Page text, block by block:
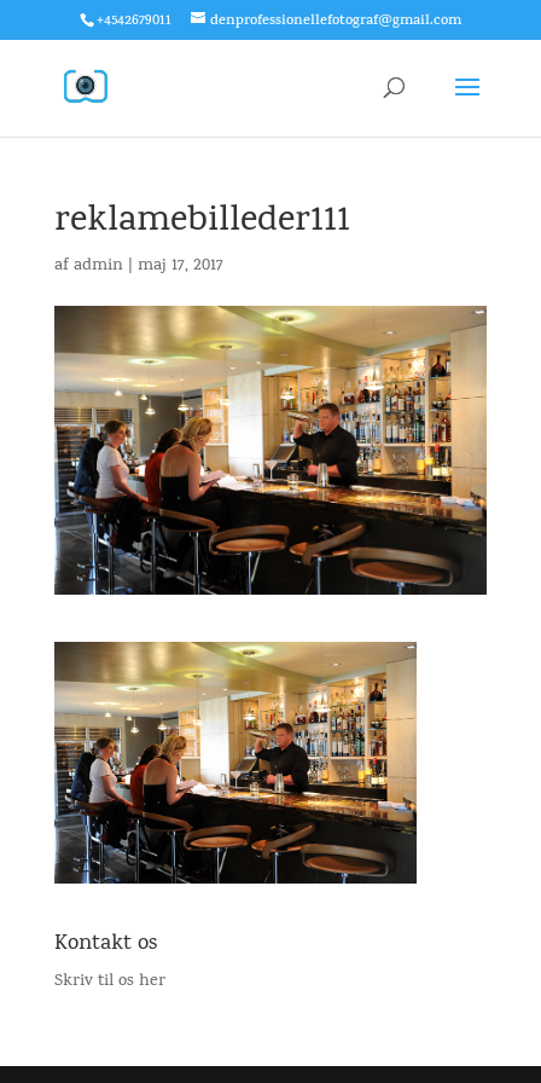
+4542679011 denprofessionellefotograf@gmail.com
reklamebilleder111
afadmin| maj 17, 2017
Kontakt os
Skriv til os her